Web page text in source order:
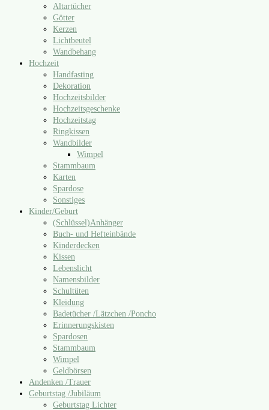
Altartücher
Götter
Kerzen
Lichtbeutel
Wandbehang
Hochzeit
Handfasting
Dekoration
Hochzeitsbilder
Hochzeitsgeschenke
Hochzeitstag
Ringkissen
Wandbilder
Wimpel
Stammbaum
Karten
Spardose
Sonstiges
Kinder/​Geburt
(Schlüssel)Anhänger
Buch- und Hefteinbände
Kinderdecken
Kissen
Lebenslicht
Namensbilder
Schultüten
Kleidung
Badetücher /​Lätzchen /​Poncho
Erinnerungskisten
Spardosen
Stammbaum
Wimpel
Geldbörsen
Andenken /​Trauer
Geburtstag /​Jubiläum
Geburtstag Lichter